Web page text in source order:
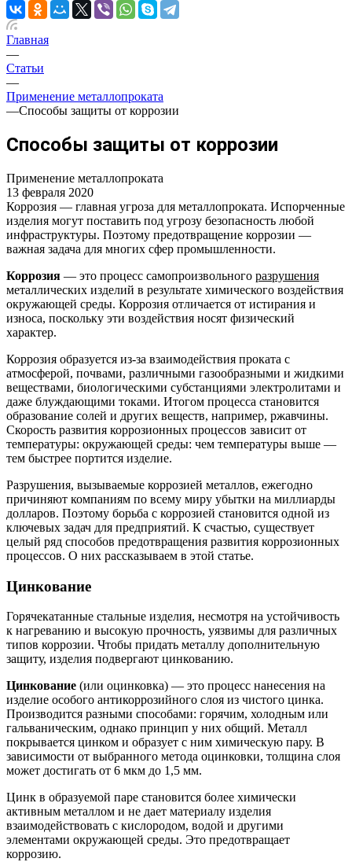
Главная
—
Статьи
—
Применение металлопроката
—Способы защиты от коррозии
Способы защиты от коррозии
Применение металлопроката
13 февраля 2020
Коррозия — главная угроза для металлопроката. Испорченные
изделия могут поставить под угрозу безопасность любой
инфраструктуры. Поэтому предотвращение коррозии —
важная задача для многих сфер промышленности.
Коррозия — это процесс самопроизвольного разрушения
металлических изделий в результате химического воздействия
окружающей среды. Коррозия отличается от истирания и
износа, поскольку эти воздействия носят физический
характер.
Коррозия образуется из-за взаимодействия проката с
атмосферой, почвами, различными газообразными и жидкими
веществами, биологическими субстанциями электролитами и
даже блуждающими токами. Итогом процесса становится
образование солей и других веществ, например, ржавчины.
Скорость развития коррозионных процессов зависит от
температуры: окружающей среды: чем температуры выше —
тем быстрее портится изделие.
Разрушения, вызываемые коррозией металлов, ежегодно
причиняют компаниям по всему миру убытки на миллиарды
долларов. Поэтому борьба с коррозией становится одной из
ключевых задач для предприятий. К счастью, существует
целый ряд способов предотвращения развития коррозионных
процессов. О них рассказываем в этой статье.
Цинкование
Горячекатанные стальные изделия, несмотря на устойчивость
к нагреванию и высокую прочность, уязвимы для различных
типов коррозии. Чтобы придать металлу дополнительную
защиту, изделия подвергают цинкованию.
Цинкование (или оцинковка) — это процесс нанесения на
изделие особого антикоррозийного слоя из чистого цинка.
Производится разными способами: горячим, холодным или
гальваническим, однако принцип у них общий. Металл
покрывается цинком и образует с ним химическую пару. В
зависимости от выбранного метода оцинковки, толщина слоя
может достигать от 6 мкм до 1,5 мм.
Цинк в образуемой паре становится более химически
активным металлом и не дает материалу изделия
взаимодействовать с кислородом, водой и другими
элементами окружающей среды. Это предотвращает
коррозию.